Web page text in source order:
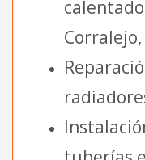
Corralejo,